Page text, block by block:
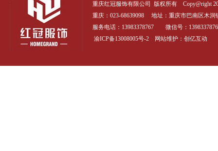
重庆红冠服饰有限公司 版权所有 Copy@right
重庆：023-68639098 地址： 重庆市巴南区木洞
服务电话：13983378767 微信号：
渝ICP备13008005号-2
网站维护：创亿互动